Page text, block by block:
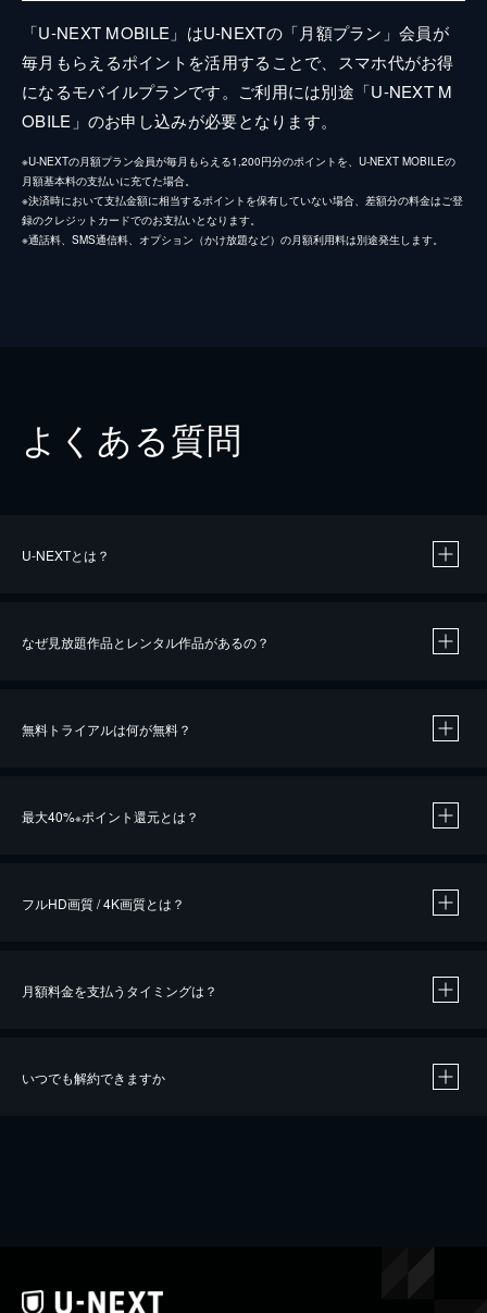
「U-NEXT MOBILE」はU-NEXTの「月額プラン」会員が
毎月もらえるポイントを活用することで、スマホ代がお得
になるモバイルプランです。ご利用には別途「U-NEXT M
OBILE」のお申し込みが必要となります。
※U-NEXTの月額プラン会員が毎月もらえる1,200円分のポイントを、U-NEXT MOBILEの
月額基本料の支払いに充てた場合。
※決済時において支払金額に相当するポイントを保有していない場合、差額分の料金はご登
録のクレジットカードでのお支払いとなります。
※通話料、SMS通信料、オプション（かけ放題など）の月額利用料は別途発生します。
よくある質問
U-NEXTとは？
なぜ見放題作品とレンタル作品があるの？
無料トライアルは何が無料？
最大40%※ポイント還元とは？
※40％ポイント還元の対象は、クレジットカード決済による作品の購入 / レンタルです。
フルHD画質 / 4K画質とは？
月額料金を支払うタイミングは？
いつでも解約できますか